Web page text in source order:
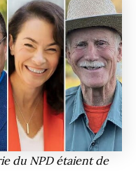
du NPD étaient de